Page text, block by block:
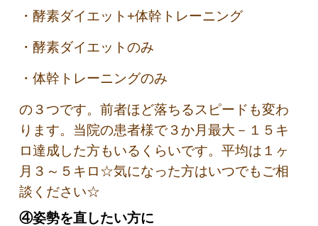
・酵素ダイエット+体幹トレーニング
・酵素ダイエットのみ
・体幹トレーニングのみ
の３つです。前者ほど落ちるスピードも変わ
ります。当院の患者様で３か月最大－１５キ
ロ達成した方もいるくらいです。平均は１ヶ
月３～５キロ☆気になった方はいつでもご相
談ください☆
④姿勢を直したい方に